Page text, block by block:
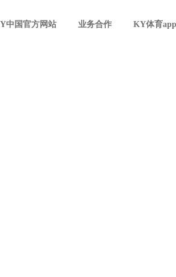
中国官方网站 业务合作 KY体育